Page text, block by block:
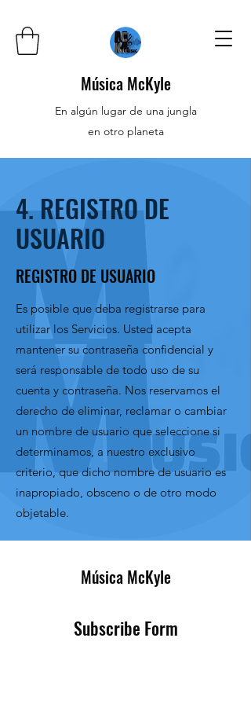
Música McKyle
En algún lugar de una jungla
en otro planeta
4. REGISTRO DE
USUARIO
REGISTRO DE USUARIO
Es posible que deba registrarse para
utilizar los Servicios. Usted acepta
mantener su contraseña confidencial y
será responsable de todo uso de su
cuenta y contraseña. Nos reservamos el
derecho de eliminar, reclamar o cambiar
un nombre de usuario que seleccione si
determinamos, a nuestro exclusivo
criterio, que dicho nombre de usuario es
inapropiado, obsceno o de otro modo
objetable.
Música McKyle
Subscribe Form